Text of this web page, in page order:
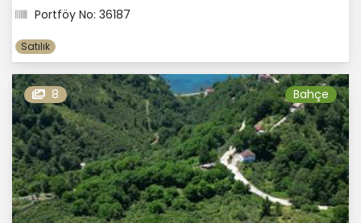
Portföy No: 36187
Satılık
8 Bahçe